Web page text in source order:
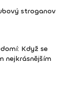
stroganov
Když se
nejkrásnějším